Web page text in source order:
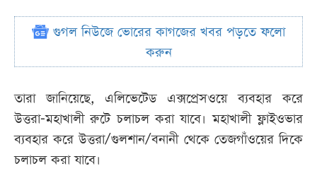
গুগল নিউজে ভোরের কাগজের খবর পড়তে ফলো
করুন
তারা জানিয়েছে, এলিভেটেড এক্সপ্রেসওয়ে ব্যবহার করে
উত্তরা-মহাখালী রুটে চলাচল করা যাবে। মহাখালী ফ্লাইওভার
ব্যবহার করে উত্তরা/গুলশান/বনানী থেকে তেজগাঁওয়ের দিকে
চলাচল করা যাবে।